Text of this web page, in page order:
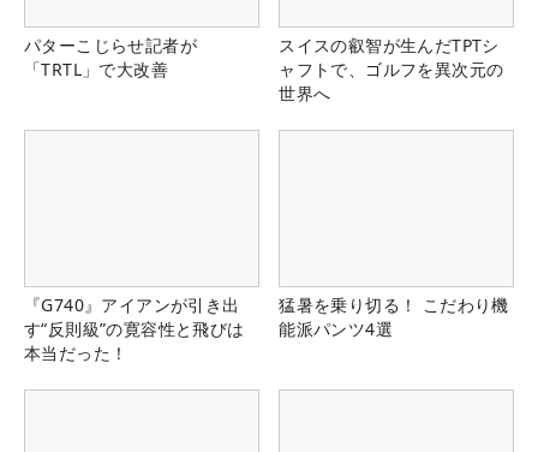
パターこじらせ記者が
「TRTL」で大改善
スイスの叡智が生んだTPTシ
ャフトで、ゴルフを異次元の
世界へ
『G740』アイアンが引き出
す“反則級”の寛容性と飛びは
本当だった！
猛暑を乗り切る！ こだわり機
能派パンツ4選